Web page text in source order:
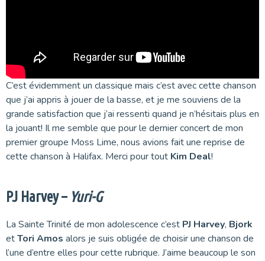
C’est évidemment un classique mais c’est avec cette chanson
que j’ai appris à jouer de la basse, et je me souviens de la
grande satisfaction que j’ai ressenti quand je n’hésitais plus en
la jouant! Il me semble que pour le dernier concert de mon
premier groupe Moss Lime, nous avions fait une reprise de
cette chanson à Halifax. Merci pour tout Kim Deal!
PJ Harvey – Yuri-G
La Sainte Trinité de mon adolescence c’est PJ Harvey, Bjork
etTori Amos alors je suis obligée de choisir une chanson de
l’une d’entre elles pour cette rubrique. J’aime beaucoup le son